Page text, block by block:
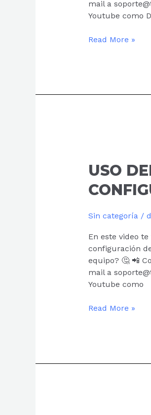
mail a
Youtube como
Read More »
USO
Sin categoría/
En este video
configuración
equipo? 🤔 📲
mail a
Youtube como
DRIVER
BARTENDER
Y
DE
ETIQUETAS
Read More »